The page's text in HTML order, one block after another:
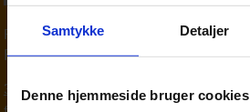
Samtykke Detaljer
Denne hjemmeside bruger cookies
Partner,Personskat
Finn Madsen
33 18 13 29